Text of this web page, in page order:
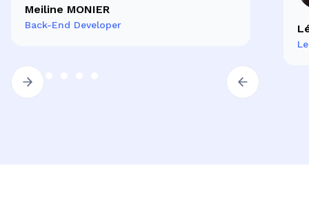
Meiline MONIER
Back-End Developer